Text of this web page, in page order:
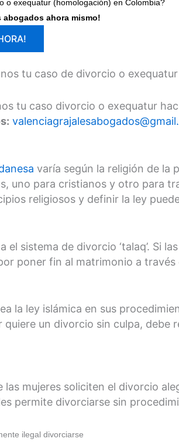
o exequatur (homologación) en Colombia?
ahora mismo!
tu caso de divorcio o
tu caso divorcio o exequatur
varía según la religión de la
uno para cristianos y otro para
religiosos y definir la ley
el sistema de divorcio ‘talaq’. Si
poner fin al matrimonio a través
la ley islámica en sus
quiere un divorcio sin culpa,
las mujeres soliciten el divorcio
permite divorciarse sin
ilegal divorciarse